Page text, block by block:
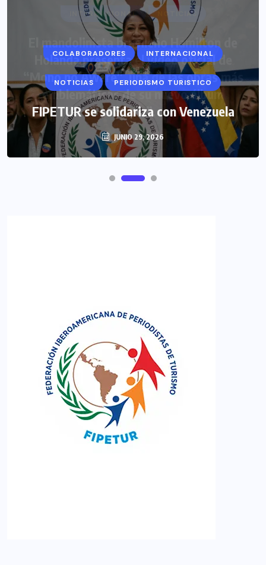
COLABORADORES INTERNACIONAL
NOTICIAS PERIODISMO TURISTICO
FIPETUR se solidariza con Venezuela
JUNIO 29, 2026